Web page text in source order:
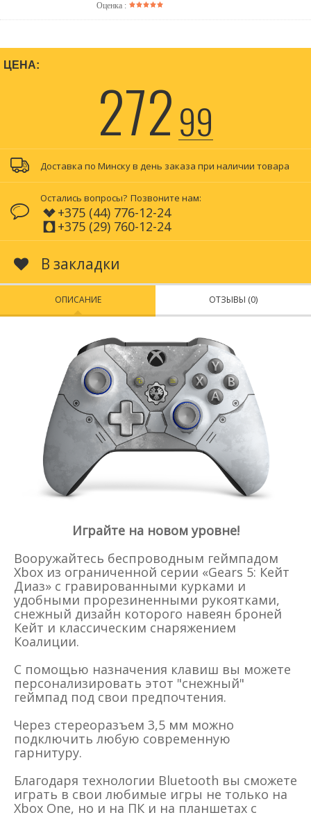
Оценка :
ЦЕНА:
27299
Доставка по Минску в день заказа при наличии товара
Остались вопросы? Позвоните нам:
+375 (44) 776-12-24
+375 (29) 760-12-24
В закладки
ОПИСАНИЕ ОТЗЫВЫ (0)
Играйте на новом уровне!
Вооружайтесь беспроводным геймпадом
Xbox из ограниченной серии «Gears 5: Кейт
Диаз» с гравированными курками и
удобными прорезиненными рукоятками,
снежный дизайн которого навеян броней
Кейт и классическим снаряжением
Коалиции.
С помощью назначения клавиш вы можете
персонализировать этот "снежный"
геймпад под свои предпочтения.
Через стереоразъем 3,5 мм можно
подключить любую современную
гарнитуру.
Благодаря технологии Bluetooth вы сможете
играть в свои любимые игры не только на
Xbox One, но и на ПК и на планшетах с